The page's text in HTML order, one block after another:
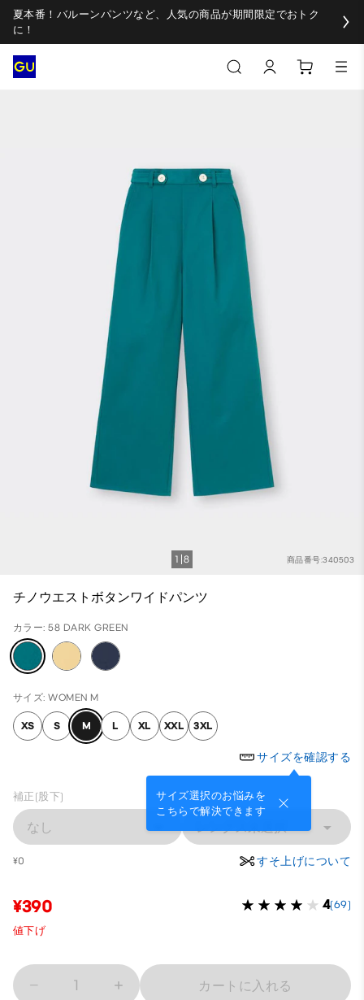
夏本番！バルーンパンツなど、人気の商品が期間限定でおトク
に！
商品番号:340503
1 8
チノウエストボタンワイドパンツ
カラー: 58 DARK GREEN
サイズ: WOMEN M
XS S M L XL XXL 3XL
サイズを確認する
サイズ選択のお悩みを
こちらで解決できます
補正(股下)
なし レングス未選択
¥0 すそ上げについて
¥390 4(69)
値下げ
1 カートに入れる